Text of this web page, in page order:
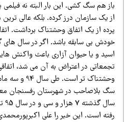
هم سگ کشی. این بار البته نه فیلمی
یک سازمان درز کرده. بلکه عالی ترین
از یک اتفاق وحشتناک برداشت. اتفاقی
بی سابقه باشد. اگر در سال های
و یا حیوان آزاری باعث واکنش هایی در
در اعتراض به آن می شد، اتفاقی که
بلاصاحب در شهرستان رفسنجان معدوم
است. این خبر را علی اکبرپورمحمدی